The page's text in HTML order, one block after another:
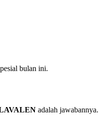
bulan ini.
adalah jawabannya.